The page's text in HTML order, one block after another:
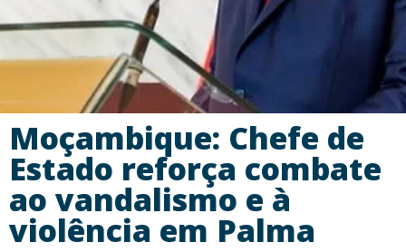
Moçambique: Chefe de
Estado reforça combate
ao vandalismo e à
violência em Palma